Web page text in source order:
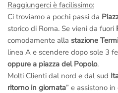
Raggiungerci è facilissimo:
Ci troviamo a pochi passi da
storico di Roma. Se vieni da fuori
comodamente alla stazione
linea A e scendere dopo sole 3
oppure a piazza del Popolo.
Molti Clienti dal nord e dal sud
ritorno in giornata” e assistono